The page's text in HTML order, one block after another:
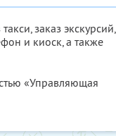
заказ экскурсий,
и киоск, а также
«Управляющая